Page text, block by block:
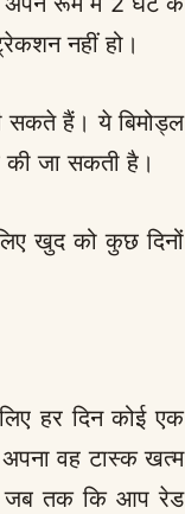
नहीं हो।
सकते हैं। ये बिमोड्ल
की जा सकती है।
खुद को कुछ दिनों
हर दिन कोई एक
वह टास्क खत्म
जब तक कि आप रेड